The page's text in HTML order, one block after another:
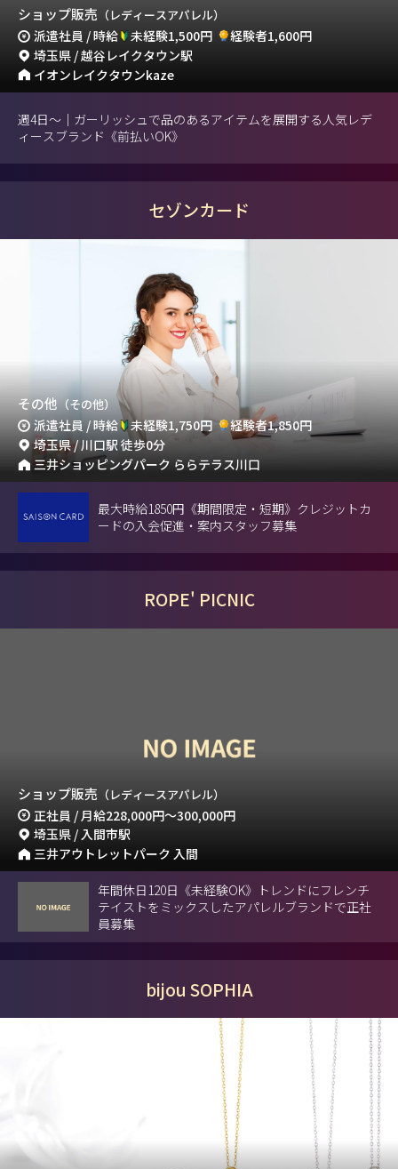
ショップ販売 （レディースアパレル）
派遣社員 / 時給 未経験1,500円
経験者1,600円
埼玉県 / 越谷レイクタウン駅
イオンレイクタウンkaze
週4日～｜ガーリッシュで品のあるアイテムを展開する人気レデ
ィースブランド《前払いOK》
セゾンカード
その他 （その他）
派遣社員 / 時給 未経験1,750円
経験者1,850円
埼玉県 / 川口駅 徒歩0分
三井ショッピングパーク ららテラス川口
最大時給1850円《期間限定・短期》クレジットカ
ードの入会促進・案内スタッフ募集
ROPE' PICNIC
ショップ販売 （レディースアパレル）
正社員 / 月給228,000円～300,000円
埼玉県 / 入間市駅
三井アウトレットパーク 入間
年間休日120日《未経験OK》トレンドにフレンチ
テイストをミックスしたアパレルブランドで正社
員募集
bijou SOPHIA